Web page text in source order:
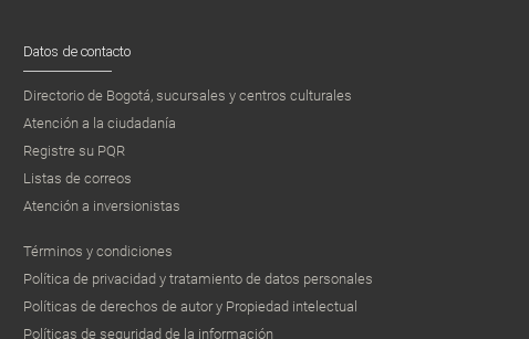
Datos de contacto
Directorio de Bogotá, sucursales y centros culturales
Atención a la ciudadanía
Registre su PQR
Listas de correos
Atención a inversionistas
Términos y condiciones
Política de privacidad y tratamiento de datos personales
Políticas de derechos de autor y Propiedad intelectual
Políticas de seguridad de la información